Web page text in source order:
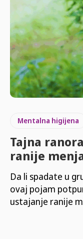
Mentalna higijena
Tajna
ranije
Da li spadate u
ovaj pojam
ustajanje ranije